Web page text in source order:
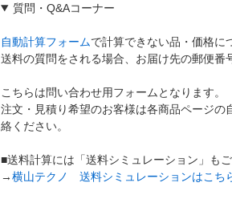
質問 ・Q&Aコーナー
自動計算フォームで計算できない品・価格に
送料の質問をされる場合、お届け先の郵便番
こちらは問い合わせ用フォームとなります。
注文・見積り希望のお客様は各商品ページの
絡ください。
■送料計算には「送料シミュレーション」も
→横山テクノ 送料シミュレーションはこち